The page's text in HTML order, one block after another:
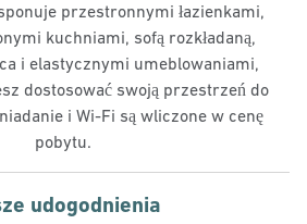
przestronnymi łazienkami,
kuchniami, sofą rozkładaną,
i elastycznymi umeblowaniami,
dostosować swoją przestrzeń do
i Wi-Fi są wliczone w cenę
pobytu.
udogodnienia